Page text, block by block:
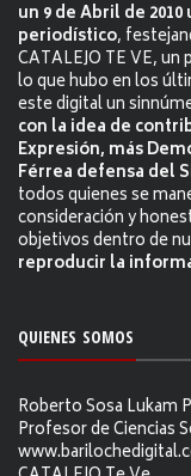
un 9 de Abril de
periodístico,
CATALEJO TE VE,
lo que hubo en los
este digital un
con la idea de
Expresión, más
Férrea defensa del
todos quienes se
consideración y
objetivos dentro de
reproducir la
QUIENES SOMOS
Roberto Sosa Lukam
Profesor de Ciencias